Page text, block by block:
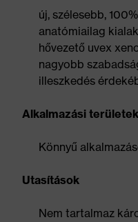
új, szélesebb,
anatómiailag
hővezető uvex
nagyobb
illeszkedés
Alkalmazási területek
Könnyű
Utasítások
Nem tartalmaz